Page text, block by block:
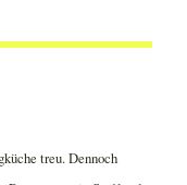
treu. Dennoch